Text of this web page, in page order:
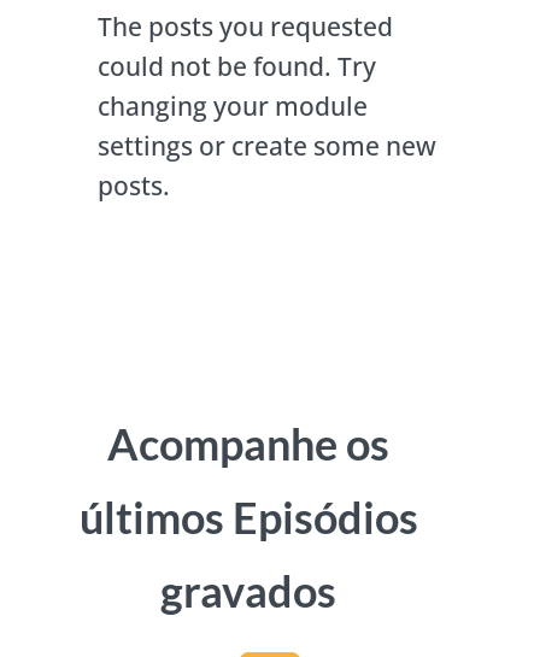
The posts you requested
could not be found. Try
changing your module
settings or create some new
posts.
Acompanhe os
últimos Episódios
gravados